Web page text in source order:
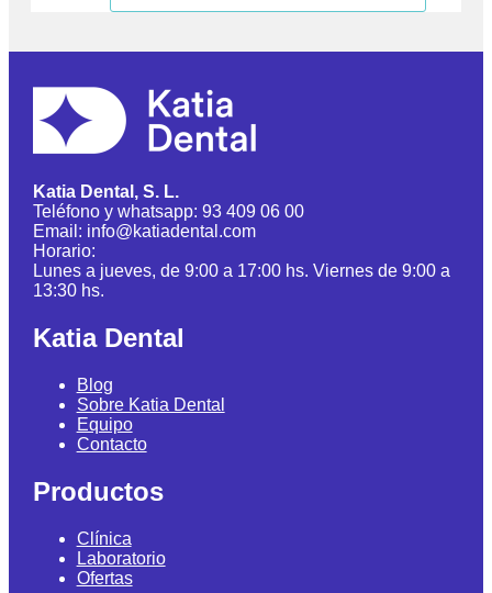
Katia Dental, S. L.
Teléfono y whatsapp: 93 409 06 00
Email: info@katiadental.com
Horario:
Lunes a jueves, de 9:00 a 17:00 hs. Viernes de 9:00 a
13:30 hs.
Katia Dental
Blog
Sobre Katia Dental
Equipo
Contacto
Productos
Clínica
Laboratorio
Ofertas